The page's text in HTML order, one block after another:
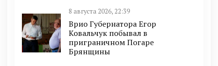
8 августа 2026, 22:39
Врио Губернатора Егор
Ковальчук побывал в
приграничном Погаре
Брянщины